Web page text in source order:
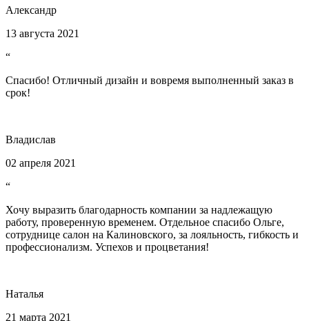
Александр
13 августа 2021
“
Спасибо! Отличный дизайн и вовремя выполненный заказ в
срок!
Владислав
02 апреля 2021
“
Хочу выразить благодарность компании за надлежащую
работу, проверенную временем. Отдельное спасибо Ольге,
сотруднице салон на Калиновского, за лояльность, гибкость и
профессионализм. Успехов и процветания!
Наталья
21 марта 2021